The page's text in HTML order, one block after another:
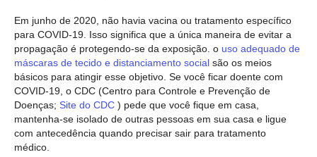
Em junho de 2020, não havia vacina ou tratamento específico
para COVID-19. Isso significa que a única maneira de evitar a
propagação é protegendo-se da exposição. o uso adequado de
máscaras de tecido e distanciamento social são os meios
básicos para atingir esse objetivo. Se você ficar doente com
COVID-19, o CDC (Centro para Controle e Prevenção de
Doenças; Site do CDC ) pede que você fique em casa,
mantenha-se isolado de outras pessoas em sua casa e ligue
com antecedência quando precisar sair para tratamento
médico.